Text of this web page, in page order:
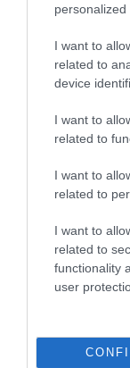
personalized
I want to
related to
device
I want to
related to
I want to
related to
I want to
related to
functionality
user
Έμπορος με
ζευγαριού
τις
1η ημέρα:
4η ημέρα:
8η ημέρα:
Παράθεση
31η ημέρα: